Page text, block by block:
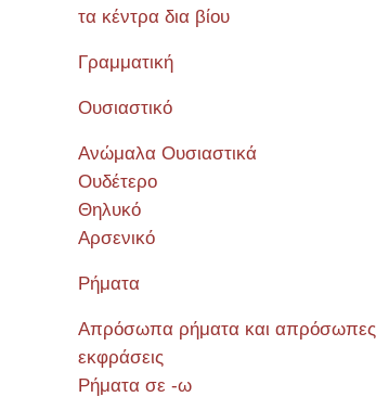
τα κέντρα δια βίου
Γραμματική
Ουσιαστικό
Ανώμαλα Ουσιαστικά
Ουδέτερο
Θηλυκό
Αρσενικό
Ρήματα
Απρόσωπα ρήματα και απρόσωπες
εκφράσεις
Ρήματα σε -ω